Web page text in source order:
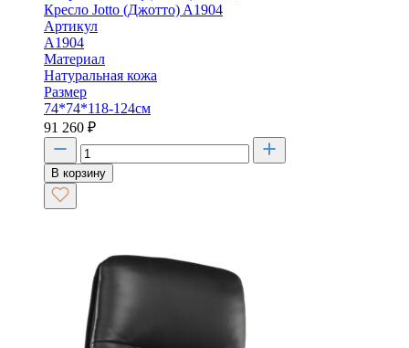
Кресло Jotto (Джотто) A1904
Артикул
A1904
Материал
Натуральная кожа
Размер
74*74*118-124см
91 260 ₽
В корзину